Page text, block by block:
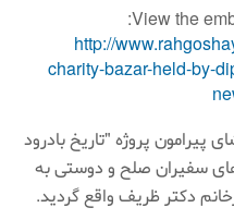
View the
http://
charity-bazar-held-by-
پروژه "تاریخ بادرود
سفیران صلح و دوستی به
دکتر ظریف واقع گردید.